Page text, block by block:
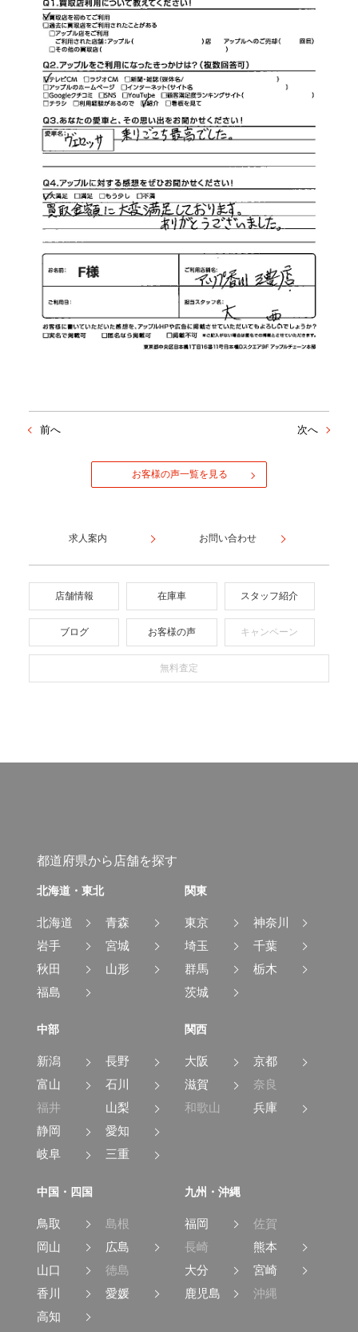
前へ 次へ
お客様の声一覧を見る
求人案内 お問い合わせ
店舗情報 在庫車 スタッフ紹介
ブログ お客様の声 キャンペーン
無料査定
都道府県から店舗を探す
北海道・東北
北海道
青森
岩手
宮城
秋田
山形
福島
関東
東京
神奈川
埼玉
千葉
群馬
栃木
茨城
中部
新潟
長野
富山
石川
福井
山梨
静岡
愛知
岐阜
三重
関西
大阪
京都
滋賀
奈良
和歌山
兵庫
中国・四国
鳥取
島根
岡山
広島
山口
徳島
香川
愛媛
高知
九州・沖縄
福岡
佐賀
長崎
熊本
大分
宮崎
鹿児島
沖縄